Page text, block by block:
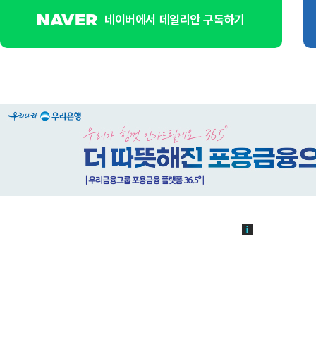
네이버에서 데일리안 구독하기